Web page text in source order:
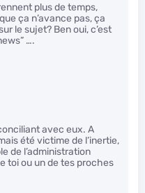
plus de temps,
ça n’avance pas, ça
le sujet? Ben oui, c’est
….
avec eux. A
été victime de l’inertie,
de l’administration
toi ou un de tes proches